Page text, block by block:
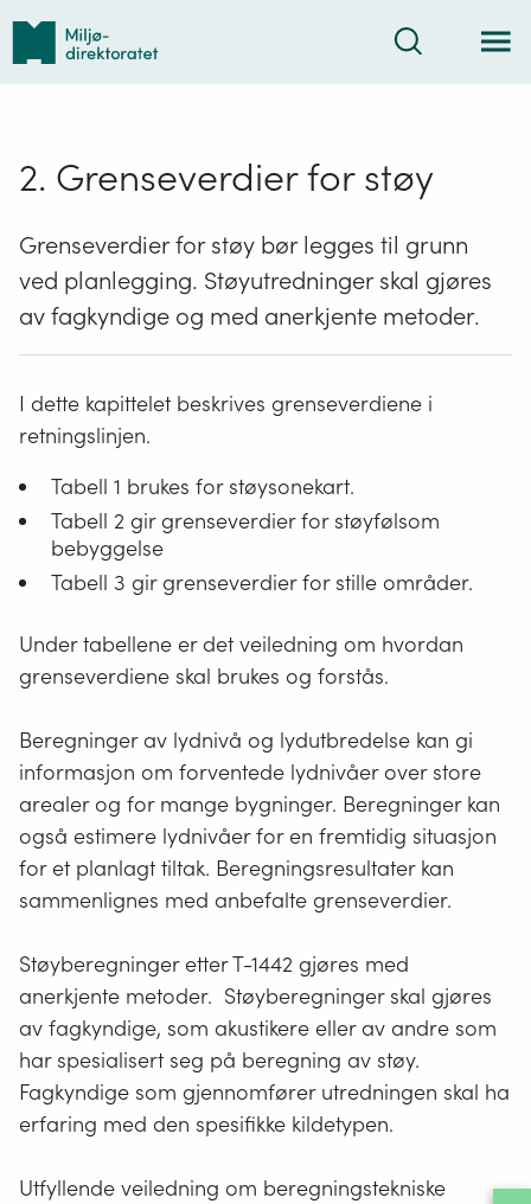
Tilbake
forsiden
Søk
2. Grenseverdier for støy
Grenseverdier for støy bør legges til grunn
ved planlegging. Støyutredninger skal gjøres
av fagkyndige og med anerkjente metoder.
I dette kapittelet beskrives grenseverdiene i
retningslinjen.
Tabell 1 brukes for støysonekart.
Tabell 2 gir grenseverdier for støyfølsom
bebyggelse
Tabell 3 gir grenseverdier for stille områder.
Under tabellene er det veiledning om hvordan
grenseverdiene skal brukes og forstås.
Beregninger av lydnivå og lydutbredelse kan gi
informasjon om forventede lydnivåer over store
arealer og for mange bygninger. Beregninger kan
også estimere lydnivåer for en fremtidig situasjon
for et planlagt tiltak. Beregningsresultater kan
sammenlignes med anbefalte grenseverdier.
Støyberegninger etter T-1442 gjøres med
anerkjente metoder. Støyberegninger skal gjøres
av fagkyndige, som akustikere eller av andre som
har spesialisert seg på beregning av støy.
Fagkyndige som gjennomfører utredningen skal ha
erfaring med den spesifikke kildetypen.
Utfyllende veiledning om beregningstekniske